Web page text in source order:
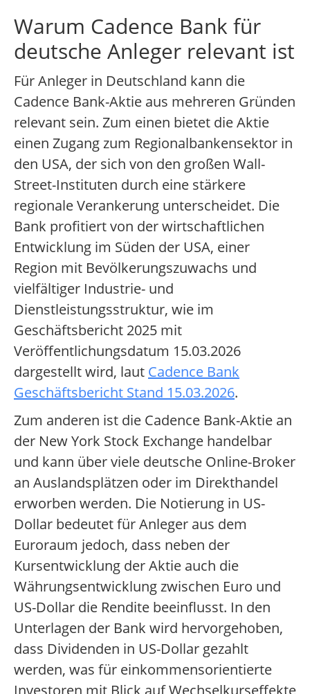
Warum Cadence Bank für
deutsche Anleger relevant ist
Für Anleger in Deutschland kann die
Cadence Bank-Aktie aus mehreren Gründen
relevant sein. Zum einen bietet die Aktie
einen Zugang zum Regionalbankensektor in
den USA, der sich von den großen Wall-
Street-Instituten durch eine stärkere
regionale Verankerung unterscheidet. Die
Bank profitiert von der wirtschaftlichen
Entwicklung im Süden der USA, einer
Region mit Bevölkerungszuwachs und
vielfältiger Industrie- und
Dienstleistungsstruktur, wie im
Geschäftsbericht 2025 mit
Veröffentlichungsdatum 15.03.2026
dargestellt wird, laut Cadence Bank
Geschäftsbericht Stand 15.03.2026.
Zum anderen ist die Cadence Bank-Aktie an
der New York Stock Exchange handelbar
und kann über viele deutsche Online-Broker
an Auslandsplätzen oder im Direkthandel
erworben werden. Die Notierung in US-
Dollar bedeutet für Anleger aus dem
Euroraum jedoch, dass neben der
Kursentwicklung der Aktie auch die
Währungsentwicklung zwischen Euro und
US-Dollar die Rendite beeinflusst. In den
Unterlagen der Bank wird hervorgehoben,
dass Dividenden in US-Dollar gezahlt
werden, was für einkommensorientierte